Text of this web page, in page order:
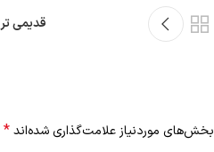
قدیمی تر
بخش‌های موردنیاز علامت‌گذاری شده‌اند*